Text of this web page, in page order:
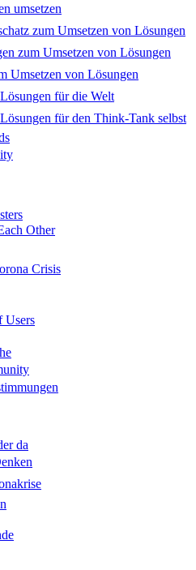
umsetzen
zum Umsetzen von Lösungen
zum Umsetzen von Lösungen
von Lösungen
für die Welt
für den Think-Tank selbst
Other
Crisis
da